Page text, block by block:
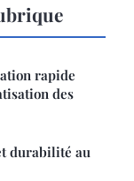
rapide
des
durabilité au